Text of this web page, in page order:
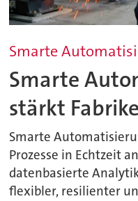
Smarte
Smarte
stärkt
Smarte
Prozesse in Echtzeit
datenbasierte
flexibler, resilienter